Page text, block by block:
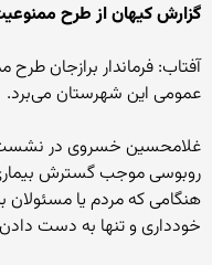
گزارش کیهان از طرح
آفتاب: فرماندار برازجان
عمومی اين شهرستان می‌برد.
غلامحسين خسروی در نشست
روبوسی موجب گسترش
هنگامی كه مردم يا مسئولان
خودداری و تنها به دست دادن